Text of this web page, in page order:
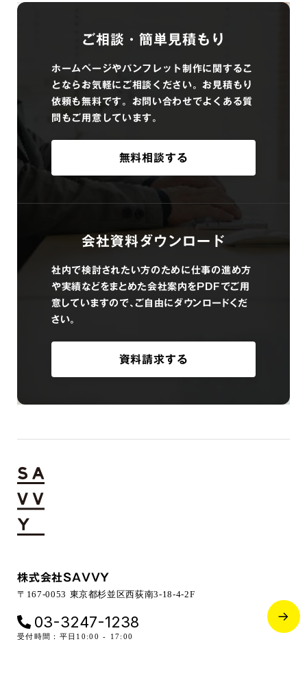
ご相談・簡単見積もり
ホームページやパンフレット制作に関するこ
とならお気軽にご相談ください。お見積もり
依頼も無料です。お問い合わせでよくある質
問もご用意しています。
無料相談する
会社資料ダウンロード
社内で検討されたい方のために仕事の進め方
や実績などをまとめた会社案内をPDFでご用
意していますので、ご自由にダウンロードくだ
さい。
資料請求する
株式会社SAVVY
〒167-0053 東京都杉並区西荻南3-18-4-2F
03-3247-1238
受付時間：平日10:00 - 17:00